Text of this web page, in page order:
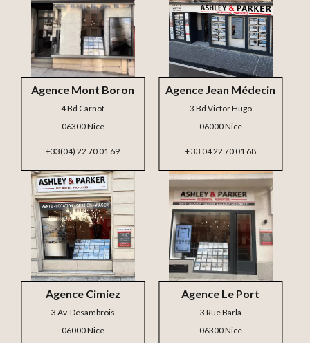
Agence Le Port
3 Rue Barla
06300 Nice
Agence Cimiez
3 Av. Desambrois
06000 Nice
Agence Jean Médecin
3 Bd Victor Hugo
06000 Nice
+ 33 04 22 70 01 68
Agence Mont Boron
4 Bd Carnot
06300 Nice
+33(04) 22 70 01 69